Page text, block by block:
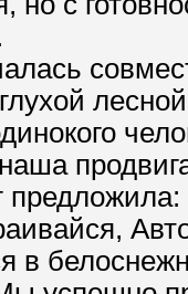
предложила:
в